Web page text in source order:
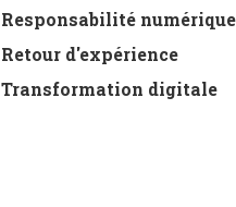
Responsabilité numérique
Retour d'expérience
Transformation digitale